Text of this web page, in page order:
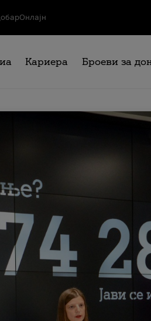
Кариера Броеви за